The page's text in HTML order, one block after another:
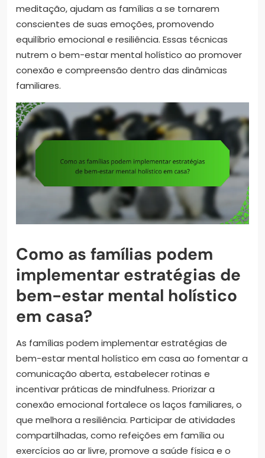
meditação, ajudam as famílias a se tornarem
conscientes de suas emoções, promovendo
equilíbrio emocional e resiliência. Essas técnicas
nutrem o bem-estar mental holístico ao promover
conexão e compreensão dentro das dinâmicas
familiares.
Como as famílias podem
implementar estratégias de
bem-estar mental holístico
em casa?
As famílias podem implementar estratégias de
bem-estar mental holístico em casa ao fomentar a
comunicação aberta, estabelecer rotinas e
incentivar práticas de mindfulness. Priorizar a
conexão emocional fortalece os laços familiares, o
que melhora a resiliência. Participar de atividades
compartilhadas, como refeições em família ou
exercícios ao ar livre, promove a saúde física e o